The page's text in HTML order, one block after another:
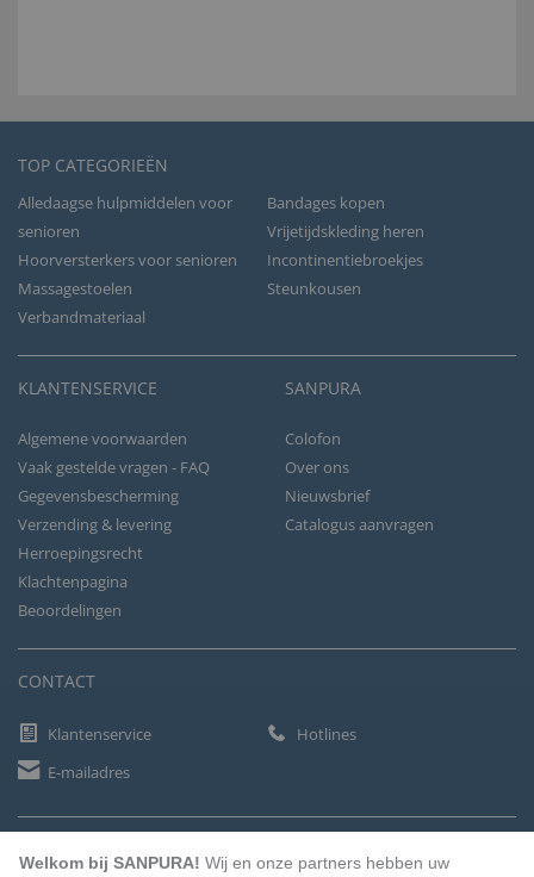
TOP CATEGORIEËN
Alledaagse hulpmiddelen voor
senioren
Bandages kopen
Vrijetijdskleding heren
Hoorversterkers voor senioren
Incontinentiebroekjes
Massagestoelen
Steunkousen
Verbandmateriaal
KLANTENSERVICE
Algemene voorwaarden
Vaak gestelde vragen - FAQ
Gegevensbescherming
Verzending & levering
Herroepingsrecht
Klachtenpagina
Beoordelingen
SANPURA
Colofon
Over ons
Nieuwsbrief
Catalogus aanvragen
CONTACT
Klantenservice
Hotlines
E-mailadres
Welkom bij SANPURA! Wij en onze partners hebben uw